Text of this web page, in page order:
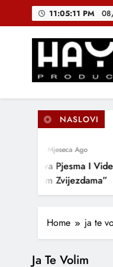
11:05:11 PM
Hayat
Promocija domaće
NASLOVI
4 Mjeseca Ago
Nova Pjesma I
Ovim Zvijezdama”
Home ja te
Ja Te Volim